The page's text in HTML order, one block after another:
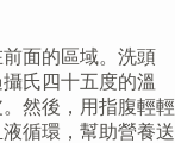
面的區域。洗頭
氏四十五度的溫
然後，用指腹輕輕
循環，幫助營養送